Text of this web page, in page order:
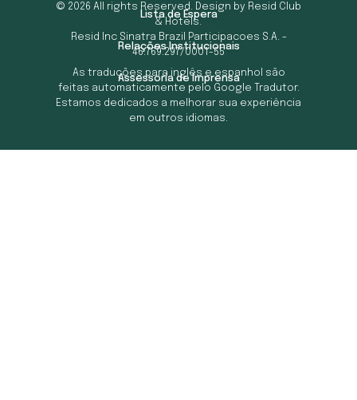
Lista de Espera
Relações Institucionais
Assessoria de Imprensa
© 2026 All rights Reserved. Design by Resid Club
& Hotels.
Resid Inc Sinatra Brazil Participacoes S.A. -
46.769.297/0001-55
As traduções para inglês e espanhol são
feitas automaticamente pelo Google Tradutor.
Estamos dedicados a melhorar sua experiência
em outros idiomas.